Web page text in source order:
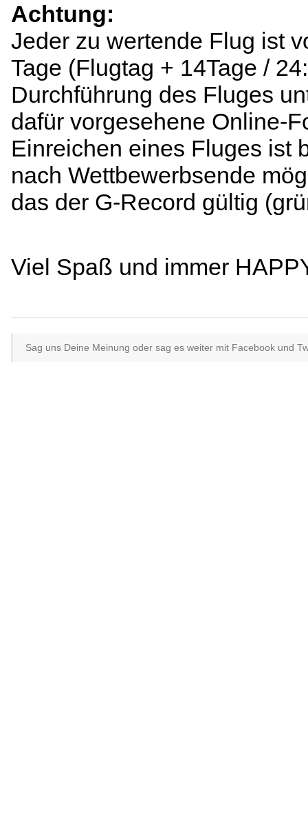
Achtung:
Jeder zu wertende Flug ist
Tage (Flugtag + 14Tage /
Durchführung des Fluges
dafür vorgesehene Online-
Einreichen eines Fluges ist
nach Wettbewerbsende
das der G-Record gültig
Viel Spaß und immer
Sag uns Deine Meinung oder sag es weiter mit Facebook und